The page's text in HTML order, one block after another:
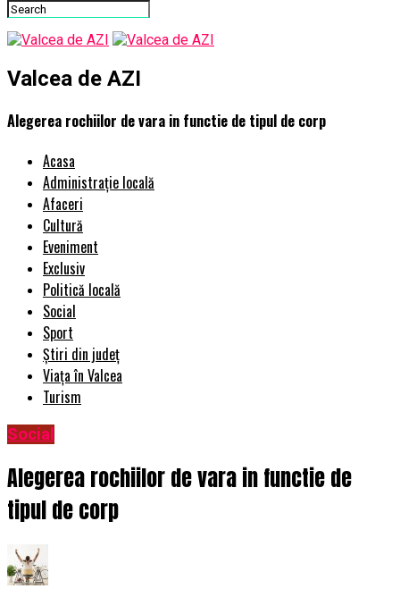
Valcea de AZI
Alegerea rochiilor de vara in functie de tipul de corp
Acasa
Administrație locală
Afaceri
Cultură
Eveniment
Exclusiv
Politică locală
Social
Sport
Știri din județ
Viața în Valcea
Turism
Social
Alegerea rochiilor de vara in functie de
tipul de corp